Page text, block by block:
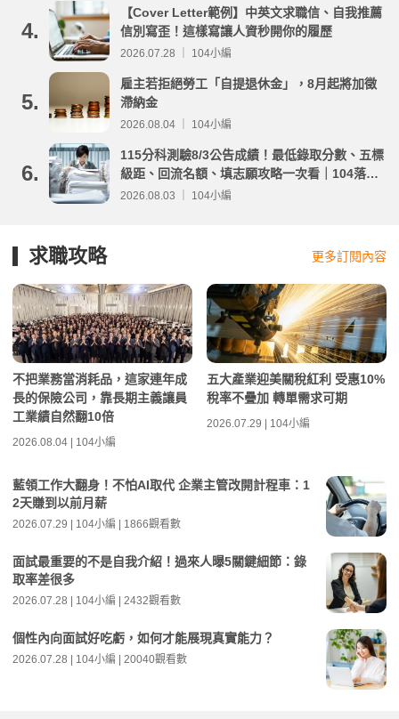
4.
【Cover Letter範例】中英文求職信、自我推薦
信別寫歪！這樣寫讓人資秒開你的履歷
2026.07.28 ｜ 104小編
5.
雇主若拒絕勞工「自提退休金」，8月起將加徵
滯納金
2026.08.04 ｜ 104小編
6.
115分科測驗8/3公告成績！最低錄取分數、五標
級距、回流名額、填志願攻略一次看｜104落點
分析
2026.08.03 ｜ 104小編
求職攻略 更多訂閱內容
不把業務當消耗品，這家連年成
長的保險公司，靠長期主義讓員
工業績自然翻10倍
2026.08.04 | 104小編
五大產業迎美關稅紅利 受惠10%
稅率不疊加 轉單需求可期
2026.07.29 | 104小編
藍領工作大翻身！不怕AI取代 企業主管改開計程車：1
2天賺到以前月薪
2026.07.29 | 104小編 | 1866觀看數
面試最重要的不是自我介紹！過來人曝5關鍵細節：錄
取率差很多
2026.07.28 | 104小編 | 2432觀看數
個性內向面試好吃虧，如何才能展現真實能力？
2026.07.28 | 104小編 | 20040觀看數